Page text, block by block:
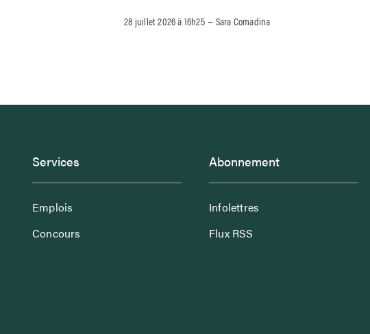
28 juillet 2026 à 16h25–Sara Comadina
Services
Emplois
Concours
Abonnement
Infolettres
Flux RSS